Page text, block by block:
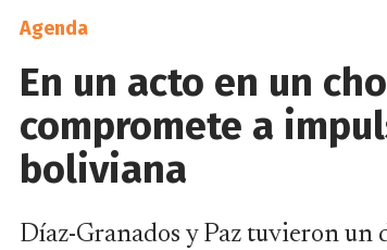
Agenda
En un acto en un
compromete a
boliviana
Díaz-Granados y Paz tuvieron un